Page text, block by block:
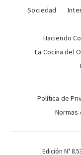
Sociedad
Haciendo
La Cocina del
Política de
Normas
Edición N°